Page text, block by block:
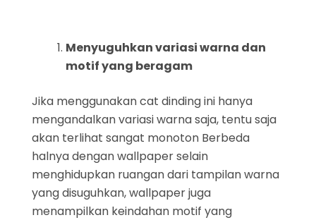
Menyuguhkan variasi warna dan
motif yang beragam
Jika menggunakan cat dinding ini hanya
mengandalkan variasi warna saja, tentu saja
akan terlihat sangat monoton Berbeda
halnya dengan wallpaper selain
menghidupkan ruangan dari tampilan warna
yang disuguhkan, wallpaper juga
menampilkan keindahan motif yang